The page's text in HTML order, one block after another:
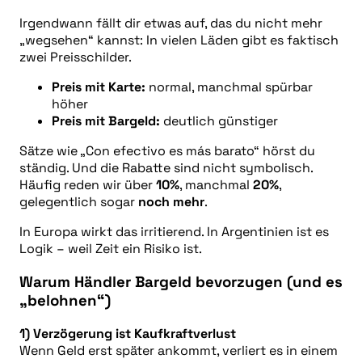
Irgendwann fällt dir etwas auf, das du nicht mehr
„wegsehen“ kannst: In vielen Läden gibt es faktisch
zwei Preisschilder.
Preis mit Karte: normal, manchmal spürbar
höher
Preis mit Bargeld: deutlich günstiger
Sätze wie „Con efectivo es más barato“ hörst du
ständig. Und die Rabatte sind nicht symbolisch.
Häufig reden wir über10%, manchmal 20%,
gelegentlich sogar noch mehr.
In Europa wirkt das irritierend. In Argentinien ist es
Logik – weil Zeit ein Risiko ist.
Warum Händler Bargeld bevorzugen (und es
„belohnen“)
1) Verzögerung ist Kaufkraftverlust
Wenn Geld erst später ankommt, verliert es in einem